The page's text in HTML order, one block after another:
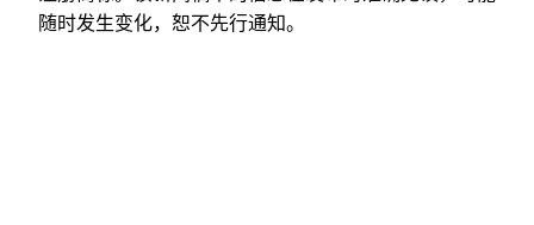
随时发生变化，恕不先行通知。